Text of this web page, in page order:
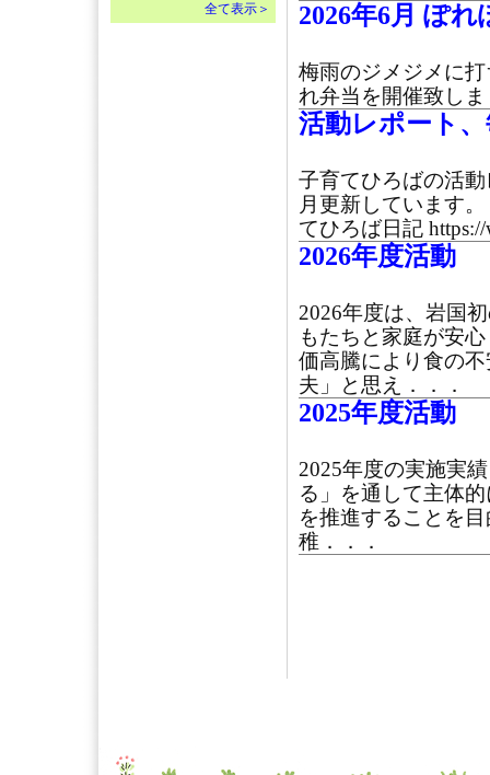
全て表示＞
2026年6月 ぽれ
梅雨のジメジメに
れ弁当を開催致し
活動レポート
子育てひろばの活
月更新しています
てひろば日記
2026年度活動
2026年度は、岩国
もたちと家庭が安
価高騰により食の
夫」と思え．．．
2025年度活動
2025年度の実施実
る」を通して主体
を推進することを
稚．．．